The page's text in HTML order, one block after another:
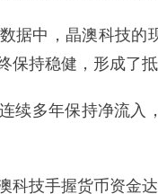
据中，晶澳科技
持稳健，形成了抵
续多年保持净流入
科技手握货币资金达